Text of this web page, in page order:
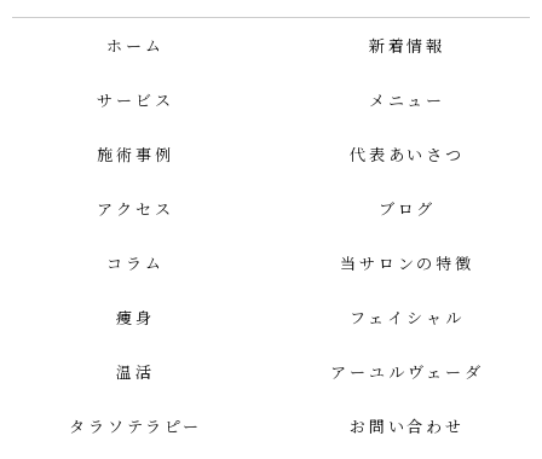
ホーム 新着情報
サービス メニュー
施術事例 代表あいさつ
アクセス ブログ
コラム 当サロンの特徴
痩身 フェイシャル
温活 アーユルヴェーダ
タラソテラピー お問い合わせ